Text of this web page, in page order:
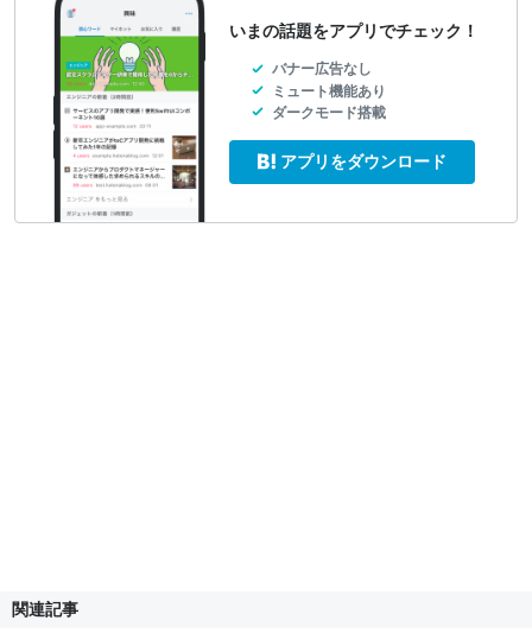
いまの話題をアプリでチェック！
バナー広告なし
ミュート機能あり
ダークモード搭載
アプリをダウンロード
関連記事